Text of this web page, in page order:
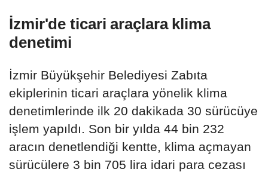
İzmir'de ticari araçlara klima
denetimi
İzmir Büyükşehir Belediyesi Zabıta
ekiplerinin ticari araçlara yönelik klima
denetimlerinde ilk 20 dakikada 30 sürücüye
işlem yapıldı. Son bir yılda 44 bin 232
aracın denetlendiği kentte, klima açmayan
sürücülere 3 bin 705 lira idari para cezası